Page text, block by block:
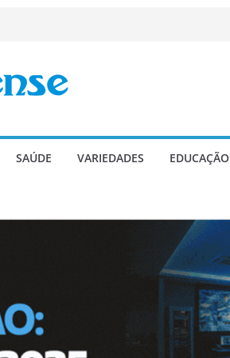
SAÚDE VARIEDADES EDUCAÇÃO